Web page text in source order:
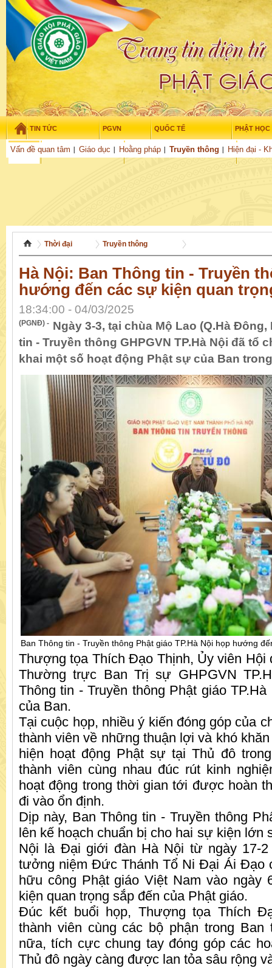
TIN TỨC PGVN QUỐC TẾ PHẬT HỌC
THỜI ĐẠI
Vấn đề quan tâm Giáo dục Hoằng pháp Truyền thông Hiện đại -
TUỔI TRẺ NGHIÊN CỨU VĂN HỌC
Thứ năm - 6/08/2026 – 03 :25 58
Thời đại Truyền thông
Hà Nội: Ban Thông tin - Truyền
hướng đến các sự kiện quan
18:34:00 - 04/03/2025
(PGNĐ) - Ngày 3-3, tại chùa Mộ Lao (Q.Hà Đông,
tin - Truyền thông GHPGVN TP.Hà Nội đã tổ
khai một số hoạt động Phật sự của Ban
Ban Thông tin - Truyền thông Phật giáo TP.Hà Nội họp hướng
Thượng tọa Thích Đạo Thịnh, Ủy viên Hội
Thường trực Ban Trị sự GHPGVN
Thông tin - Truyền thông Phật giáo
của Ban.
Tại cuộc họp, nhiều ý kiến đóng góp của
thành viên về những thuận lợi và khó
hiện hoạt động Phật sự tại Thủ đô
thành viên cùng nhau đúc rút kinh
hoạt động trong thời gian tới được hoàn
đi vào ổn định.
Dịp này, Ban Thông tin - Truyền thông
lên kế hoạch chuẩn bị cho hai sự kiện lớn
Nội là Đại giới đàn Hà Nội từ ngày 17-2
tưởng niệm Đức Thánh Tổ Ni Đại Ái Đạo
hữu công Phật giáo Việt Nam vào ngày
kiện quan trọng sắp đến của Phật giáo.
Đúc kết buổi họp, Thượng tọa Thích
thành viên cùng các bộ phận trong
nữa, tích cực chung tay đóng góp các
Thủ đô ngày càng được lan tỏa sâu rộng